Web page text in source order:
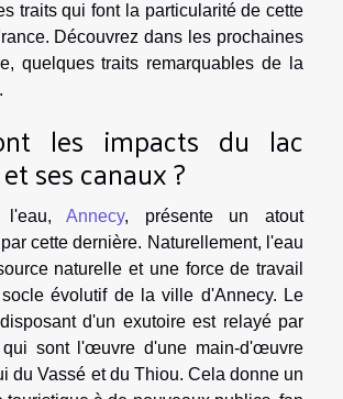
traits qui font la particularité de cette
Découvrez dans les prochaines
quelques traits remarquables de la
les impacts du lac
ses canaux ?
l'eau,Annecy, présente un atout
cette dernière. Naturellement, l'eau
naturelle et une force de travail
évolutif de la ville d'Annecy. Le
d'un exutoire est relayé par
sont l'œuvre d'une main-d'œuvre
du Vassé et du Thiou. Cela donne un